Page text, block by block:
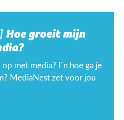
Hoe groeit mijn
met media? En hoe ga je
MediaNest zet voor jou